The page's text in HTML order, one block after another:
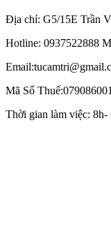
Địa chỉ: G5/15E Trần
Hotline: 0937522888
Mã Số
Thời gian làm việc: 8h-